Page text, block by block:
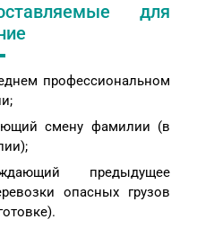
для
профессиональном
смену фамилии (в
предыдущее
опасных грузов